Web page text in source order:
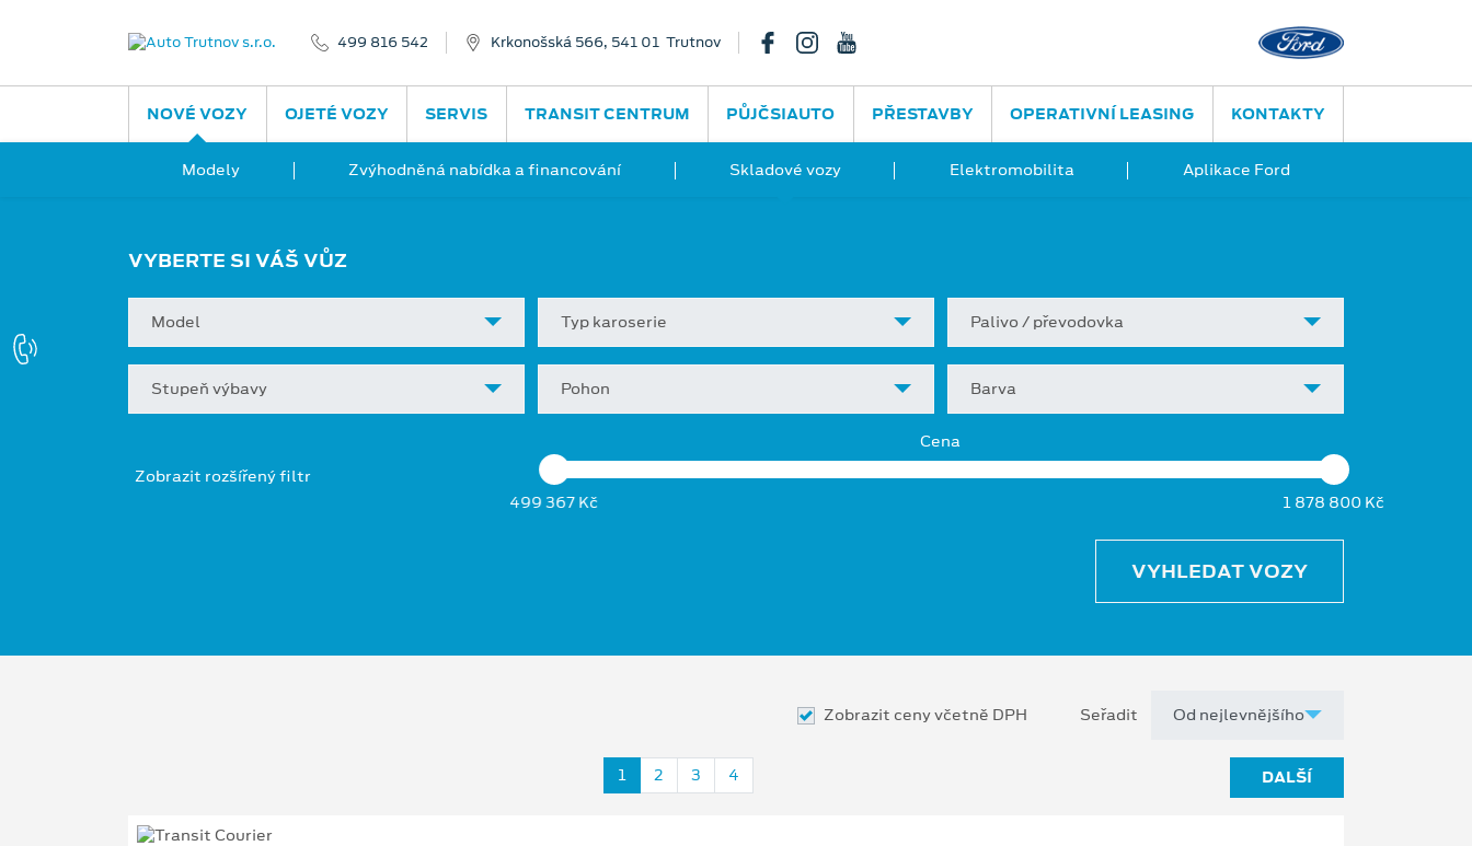
499 816 542 Krkonošská 566, 541 01 Trutnov
NOVÉ VOZY
Modely Zvýhodněná nabídka a financování Skladové vozy Elektromobilita Aplikace Ford
OJETÉ VOZY SERVIS TRANSIT CENTRUM PŮJČSIAUTO PŘESTAVBY OPERATIVNÍ LEASING KONTAKTY
VYBERTE SI VÁŠ VŮZ
Model Typ karoserie Palivo / převodovka
Stupeň výbavy Pohon Barva
Zobrazit rozšířený filtr
Cena
499 367 Kč 1 878 800 Kč
VYHLEDAT VOZY
Zobrazit ceny včetně DPH Seřadit
1 2 3 4 DALŠÍ